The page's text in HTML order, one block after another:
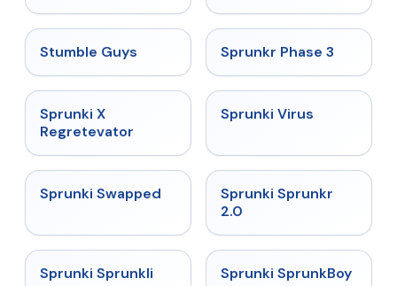
Stumble Guys ★
Sprunkr Phase 3
Sprunki X
Regretevator
Sprunki Virus
★ 4.7
Sprunki Swapped ★
Sprunki Sprunkr
2.0
★
Sprunki Sprunkli ★ 4.8
Sprunki SprunkBoy